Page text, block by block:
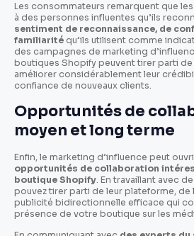
Les consommateurs remarquent que
à des personnes influentes qu’ils
sentiment de reconnaissance, de
familiarité qu’ils utilisent comme
des campagnes de marketing
boutiques Shopify peuvent tirer parti
améliorer considérablement leur
confiance de nouveaux clients.
Opportunités de
moyen et long terme
Enfin, le marketing d’influence peut
opportunités de collaboration
boutique Shopify. En travaillant avec
pouvez tirer parti de leur plateforme, de
publicité bidirectionnelle efficace qui
présence de votre boutique sur les